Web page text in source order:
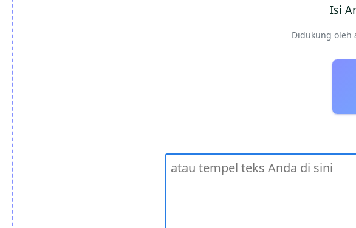
Isi
Didukung oleh